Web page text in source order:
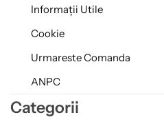
Informații Utile
Cookie
Urmareste Comanda
ANPC
Categorii